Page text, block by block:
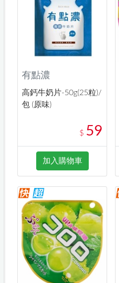
有點濃
高鈣牛奶片-50g(25粒)/
包 (原味)
$ 59
加入購物車